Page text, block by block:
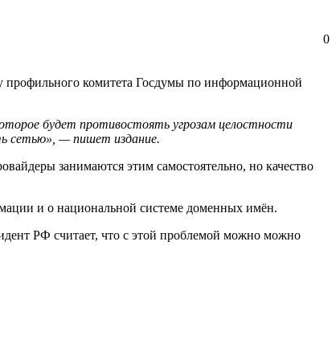
0
профильного комитета Госдумы по информационной
будет противостоять угрозам целостности
сетью», — пишет издание.
занимаются этим самостоятельно, но качество
и о национальной системе доменных имён.
РФ считает, что с этой проблемой можно можно